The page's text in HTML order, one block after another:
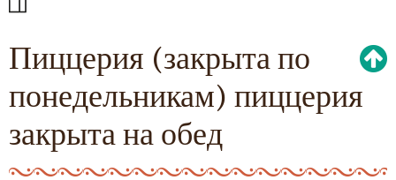
Пиццерия (закрыта по
понедельникам) пиццерия
закрыта на обед